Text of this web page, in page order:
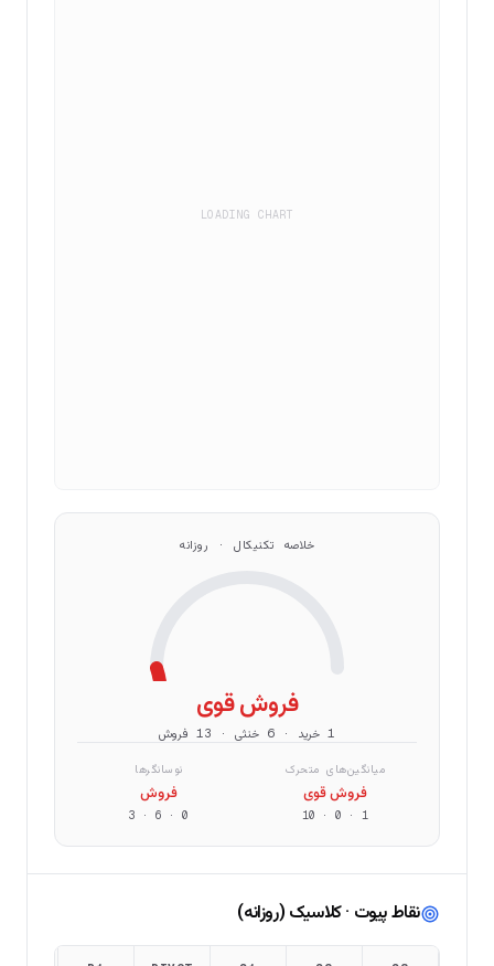
LOADING CHART
خلاصه تکنیکال · روزانه
فروش قوی
1 خرید · 6 خنثی · 13 فروش
میانگین‌های متحرک
فروش قوی
1
·
0
·
10
نوسانگرها
فروش
0
·
6
·
3
نقاط پیوت · کلاسیک (روزانه)